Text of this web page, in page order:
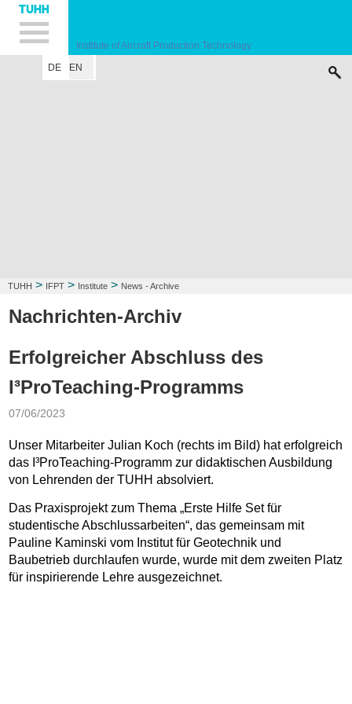
Hauptnavigation
Unternavigation
Inhalt
Suche
Institute of Aircraft Production Technology
DE
EN
TUHH > IFPT > Institute > News - Archive
Nachrichten-Archiv
Erfolgreicher Abschluss des
I³ProTeaching-Programms
07/06/2023
Unser Mitarbeiter Julian Koch (rechts im Bild) hat erfolgreich
das I³ProTeaching-Programm zur didaktischen Ausbildung
von Lehrenden der TUHH absolviert.
Das Praxisprojekt zum Thema „Erste Hilfe Set für
studentische Abschlussarbeiten“, das gemeinsam mit
Pauline Kaminski vom Institut für Geotechnik und
Baubetrieb durchlaufen wurde, wurde mit dem zweiten Platz
für inspirierende Lehre ausgezeichnet.